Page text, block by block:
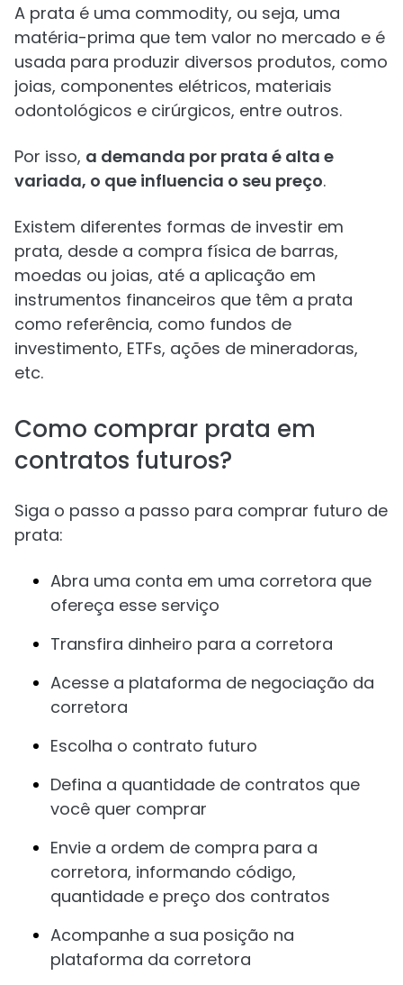
A prata é uma commodity, ou seja, uma
matéria-prima que tem valor no mercado e é
usada para produzir diversos produtos, como
joias, componentes elétricos, materiais
odontológicos e cirúrgicos, entre outros.
Por isso, a demanda por prata é alta e
variada, o que influencia o seu preço.
Existem diferentes formas de investir em
prata, desde a compra física de barras,
moedas ou joias, até a aplicação em
instrumentos financeiros que têm a prata
como referência, como fundos de
investimento, ETFs, ações de mineradoras,
etc.
Como comprar prata em
contratos futuros?
Siga o passo a passo para comprar futuro de
prata:
Abra uma conta em uma corretora que
ofereça esse serviço
Transfira dinheiro para a corretora
Acesse a plataforma de negociação da
corretora
Escolha o contrato futuro
Defina a quantidade de contratos que
você quer comprar
Envie a ordem de compra para a
corretora, informando código,
quantidade e preço dos contratos
Acompanhe a sua posição na
plataforma da corretora